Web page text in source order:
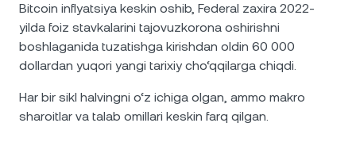
Bitcoin inflyatsiya keskin oshib, Federal zaxira 2022-
yilda foiz stavkalarini tajovuzkorona oshirishni
boshlaganida tuzatishga kirishdan oldin 60 000
dollardan yuqori yangi tarixiy cho‘qqilarga chiqdi.
Har bir sikl halvingni o‘z ichiga olgan, ammo makro
sharoitlar va talab omillari keskin farq qilgan.